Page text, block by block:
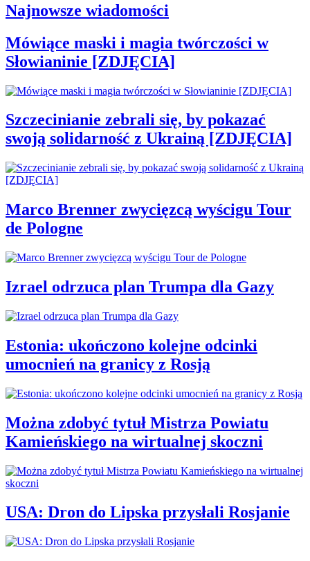
Najnowsze wiadomości
Mówiące maski i magia twórczości w
Słowianinie [ZDJĘCIA]
Szczecinianie zebrali się, by pokazać
swoją solidarność z Ukrainą [ZDJĘCIA]
Marco Brenner zwycięzcą wyścigu Tour
de Pologne
Izrael odrzuca plan Trumpa dla Gazy
Estonia: ukończono kolejne odcinki
umocnień na granicy z Rosją
Można zdobyć tytuł Mistrza Powiatu
Kamieńskiego na wirtualnej skoczni
USA: Dron do Lipska przysłali Rosjanie